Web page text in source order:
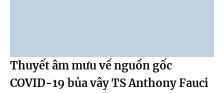
Thuyết âm mưu về nguồn gốc
COVID-19 bủa vây TS Anthony Fauci